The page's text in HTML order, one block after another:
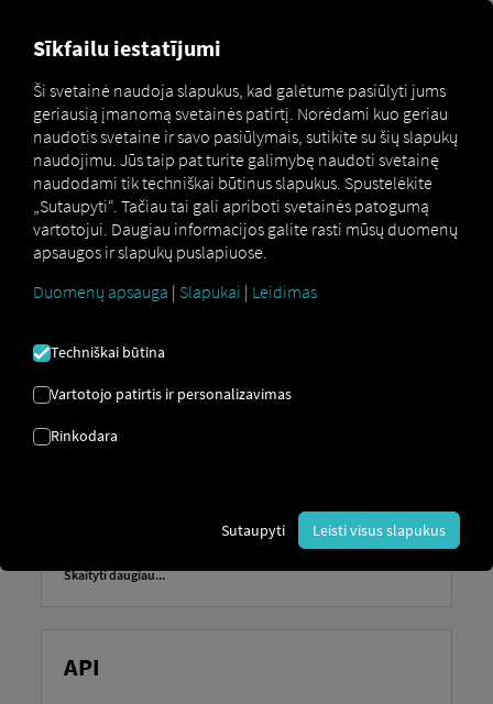
ŽODYNĖLIS
Čia rasite visus terminų, susijusių
su tokiomis temomis kaip RIO ,
Logistika ir telematika
Patikrinimas prieš išvykimą
privaloma vairuotojo atliekama transporto priemonės patikra prieš
pradedant kelionę, siekiant užtikrinti eismo saugumą ir
Skaityti daugiau...
API
Sīkfailu iestatījumi
Ši svetainė naudoja slapukus, kad galėtume pasiūlyti jums
geriausią įmanomą svetainės patirtį. Norėdami kuo geriau
naudotis svetaine ir savo pasiūlymais, sutikite su šių slapukų
naudojimu. Jūs taip pat turite galimybę naudoti svetainę
naudodami tik techniškai būtinus slapukus. Spustelėkite
„Sutaupyti“. Tačiau tai gali apriboti svetainės patogumą
vartotojui. Daugiau informacijos galite rasti mūsų duomenų
apsaugos ir slapukų puslapiuose.
Duomenų apsauga | Slapukai | Leidimas
Techniškai būtina
Vartotojo patirtis ir personalizavimas
Rinkodara
Sutaupyti Leisti visus slapukus